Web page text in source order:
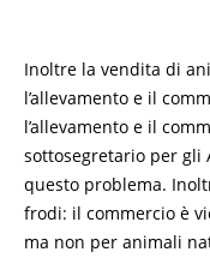
Inoltre la vendita di
l’allevamento e il
l’allevamento e il
sottosegretario per gli
questo problema.
frodi: il commercio è
ma non per animali